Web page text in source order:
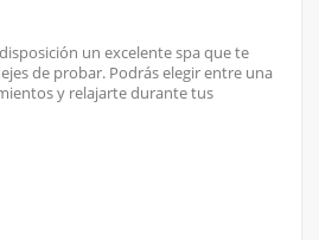
un excelente spa que te
de probar. Podrás elegir entre una
y relajarte durante tus